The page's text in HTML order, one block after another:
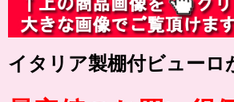
イタリア製棚付ビューロ